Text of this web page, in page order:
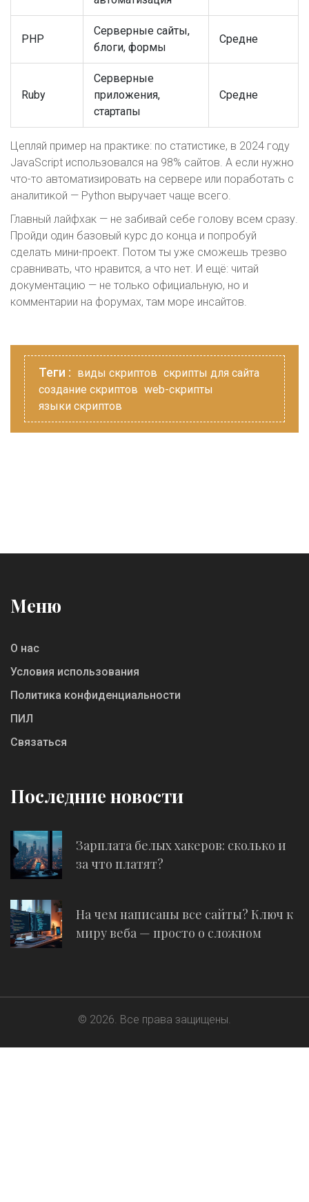
PHP
Серверные сайты,
блоги, формы
Средне
Ruby
Серверные
приложения,
стартапы
Средне
Цепляй пример на практике: по статистике, в 2024 году
JavaScript использовался на 98% сайтов. А если нужно
что-то автоматизировать на сервере или поработать с
аналитикой — Python выручает чаще всего.
Главный лайфхак — не забивай себе голову всем сразу.
Пройди один базовый курс до конца и попробуй
сделать мини-проект. Потом ты уже сможешь трезво
сравнивать, что нравится, а что нет. И ещё: читай
документацию — не только официальную, но и
комментарии на форумах, там море инсайтов.
Теги : виды скриптов скрипты для сайта
создание скриптов web-скрипты
языки скриптов
Меню
О нас
Условия использования
Политика конфиденциальности
ПИЛ
Связаться
Последние новости
Зарплата белых хакеров: сколько и
за что платят?
На чем написаны все сайты? Ключ к
миру веба — просто о сложном
© 2026. Все права защищены.